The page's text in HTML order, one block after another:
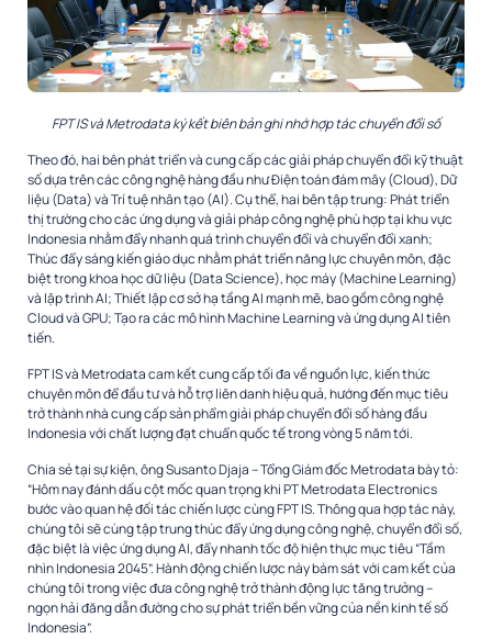
FPT IS và Metrodata ký kết biên bản ghi nhớ hợp tác chuyển đổi số
Theo đó, hai bên phát triển và cung cấp các giải pháp chuyển đổi kỹ thuật
số dựa trên các công nghệ hàng đầu như Điện toán đám mây (Cloud), Dữ
liệu (Data) và Trí tuệ nhân tạo (AI). Cụ thể, hai bên tập trung: Phát triển
thị trường cho các ứng dụng và giải pháp công nghệ phù hợp tại khu vực
Indonesia nhằm đẩy nhanh quá trình chuyển đổi và chuyển đổi xanh;
Thúc đẩy sáng kiến giáo dục nhằm phát triển năng lực chuyên môn, đặc
biệt trong khoa học dữ liệu (Data Science), học máy (Machine Learning)
và lập trình AI; Thiết lập cơ sở hạ tầng AI mạnh mẽ, bao gồm công nghệ
Cloud và GPU; Tạo ra các mô hình Machine Learning và ứng dụng AI tiên
tiến.
FPT IS và Metrodata cam kết cung cấp tối đa về nguồn lực, kiến thức
chuyên môn để đầu tư và hỗ trợ liên danh hiệu quả, hướng đến mục tiêu
trở thành nhà cung cấp sản phẩm giải pháp chuyển đổi số hàng đầu
Indonesia với chất lượng đạt chuẩn quốc tế trong vòng 5 năm tới.
Chia sẻ tại sự kiện, ông Susanto Djaja – Tổng Giám đốc Metrodata bày tỏ:
“Hôm nay đánh dấu cột mốc quan trọng khi PT Metrodata Electronics
bước vào quan hệ đối tác chiến lược cùng FPT IS. Thông qua hợp tác này,
chúng tôi sẽ cùng tập trung thúc đẩy ứng dụng công nghệ, chuyển đổi số,
đặc biệt là việc ứng dụng AI, đẩy nhanh tốc độ hiện thực mục tiêu “Tầm
nhìn Indonesia 2045”. Hành động chiến lược này bám sát với cam kết của
chúng tôi trong việc đưa công nghệ trở thành động lực tăng trưởng –
ngọn hải đăng dẫn đường cho sự phát triển bền vững của nền kinh tế số
Indonesia”.